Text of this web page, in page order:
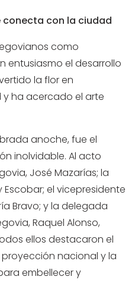
conecta con la ciudad
como
entusiasmo el desarrollo
la flor en
ha acercado el arte
anoche, fue el
inolvidable. Al acto
José Mazarías; la
el vicepresidente
Bravo; y la delegada
Raquel Alonso,
ellos destacaron el
nacional y la
embellecer y